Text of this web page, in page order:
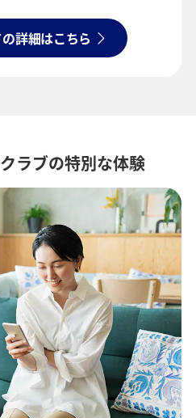
詳細はこちら
ラブの特別な体験